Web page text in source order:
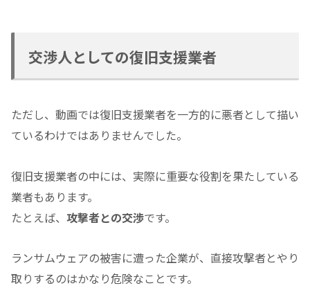
交渉人としての復旧支援業者
ただし、動画では復旧支援業者を一方的に悪者として描い
ているわけではありませんでした。
復旧支援業者の中には、実際に重要な役割を果たしている
業者もあります。
たとえば、 攻撃者との交渉です。
ランサムウェアの被害に遭った企業が、直接攻撃者とやり
取りするのはかなり危険なことです。